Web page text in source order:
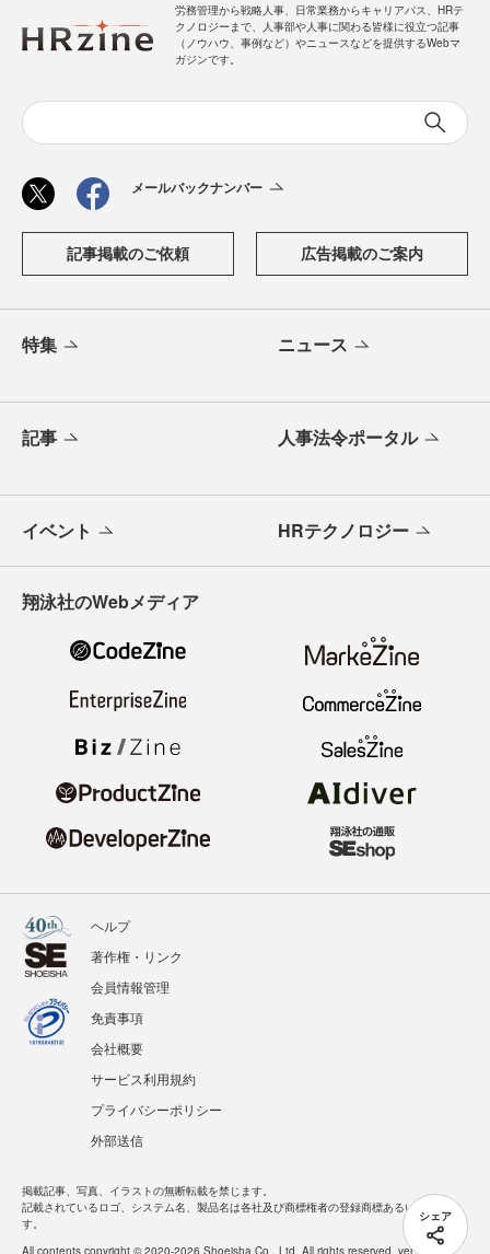
シェア
労務管理から戦略人事、日常業務からキャリアパス、HRテ
クノロジーまで、人事部や人事に関わる皆様に役立つ記事
（ノウハウ、事例など）やニュースなどを提供するWebマ
ガジンです。
メールバックナンバー
記事掲載のご依頼 広告掲載のご案内
特集 ニュース
記事 人事法令ポータル
イベント HRテクノロジー
翔泳社のWebメディア
ヘルプ
著作権・リンク
会員情報管理
免責事項
会社概要
サービス利用規約
プライバシーポリシー
外部送信
掲載記事、写真、イラストの無断転載を禁じます。
記載されているロゴ、システム名、製品名は各社及び商標権者の登録商標あるいは商標で
す。
All contents copyright © 2020-2026 Shoeisha Co., Ltd. All rights reserved. ver.1.5